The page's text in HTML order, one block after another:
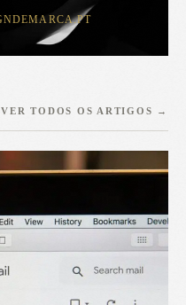
VER TODOS OS ARTIGOS →